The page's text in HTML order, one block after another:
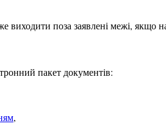
поза заявлені межі, якщо
пакет документів:
,